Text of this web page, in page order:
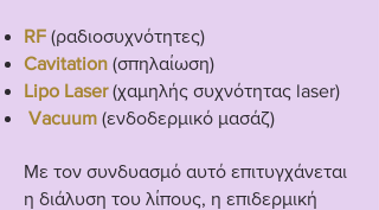
RF (ραδιοσυχνότητες)
Cavitation (σπηλαίωση)
Lipo Laser(χαμηλής συχνότητας laser)
Vacuum (ενδοδερμικό μασάζ)
Με τον συνδυασμό αυτό επιτυγχάνεται
η διάλυση του λίπους, η επιδερμική